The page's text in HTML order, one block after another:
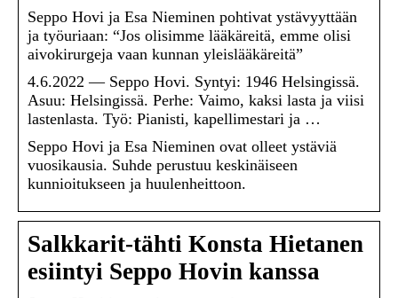
Seppo Hovi ja Esa Nieminen pohtivat ystävyyttään
ja työuriaan: “Jos olisimme lääkäreitä, emme olisi
aivokirurgeja vaan kunnan yleislääkäreitä”
4.6.2022 — Seppo Hovi. Syntyi: 1946 Helsingissä.
Asuu: Helsingissä. Perhe: Vaimo, kaksi lasta ja viisi
lastenlasta. Työ: Pianisti, kapellimestari ja …
Seppo Hovi ja Esa Nieminen ovat olleet ystäviä
vuosikausia. Suhde perustuu keskinäiseen
kunnioitukseen ja huulenheittoon.
Salkkarit-tähti Konsta Hietanen
esiintyi Seppo Hovin kanssa